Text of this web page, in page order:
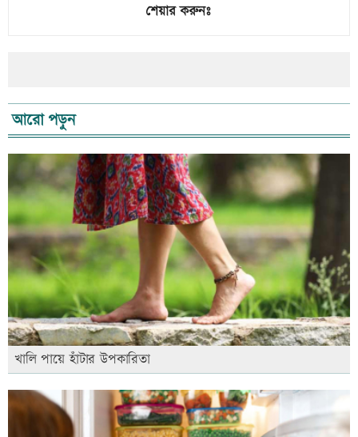
শেয়ার করুনঃ
আরো পড়ুন
খালি পায়ে হাঁটার উপকারিতা